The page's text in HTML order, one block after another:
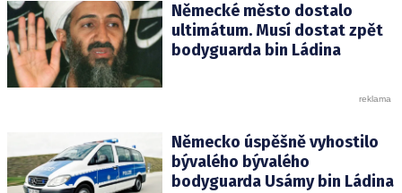
Německé město dostalo
ultimátum. Musí dostat zpět
bodyguarda bin Ládina
Německo úspěšně vyhostilo
bývalého bývalého
bodyguarda Usámy bin Ládina